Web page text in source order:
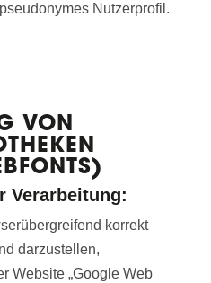
Nutzerprofil.
VON
Verarbeitung:
korrekt
darzustellen,
Website „Google Web